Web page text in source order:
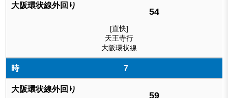
54
[直快]
天王寺行
大阪環状線
7
59